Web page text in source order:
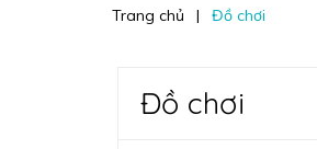
Trang chủ | Đồ chơi
Đồ chơi